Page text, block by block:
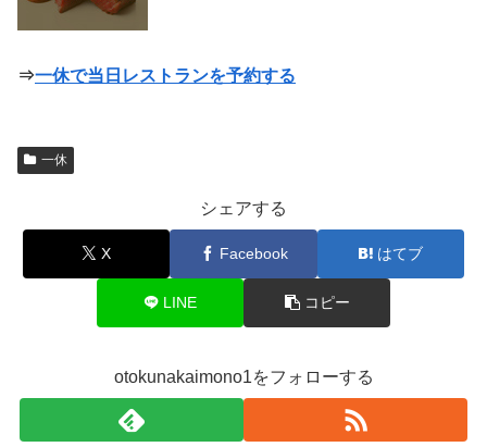
⇒一休で当日レストランを予約する
一休
シェアする
X Facebook はてブ
LINE コピー
otokunakaimono1をフォローする